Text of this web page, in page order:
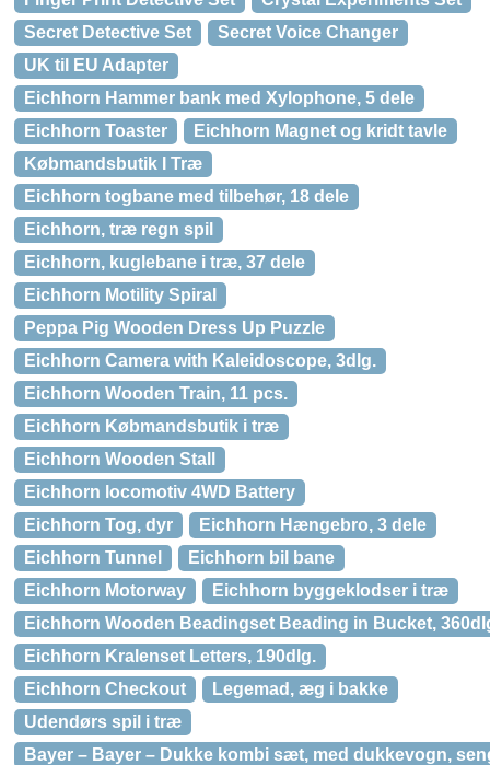
Secret Detective Set
Secret Voice Changer
UK til EU Adapter
Eichhorn Hammer bank med Xylophone, 5 dele
Eichhorn Toaster
Eichhorn Magnet og kridt tavle
Købmandsbutik I Træ
Eichhorn togbane med tilbehør, 18 dele
Eichhorn, træ regn spil
Eichhorn, kuglebane i træ, 37 dele
Eichhorn Motility Spiral
Peppa Pig Wooden Dress Up Puzzle
Eichhorn Camera with Kaleidoscope, 3dlg.
Eichhorn Wooden Train, 11 pcs.
Eichhorn Købmandsbutik i træ
Eichhorn Wooden Stall
Eichhorn locomotiv 4WD Battery
Eichhorn Tog, dyr
Eichhorn Hængebro, 3 dele
Eichhorn Tunnel
Eichhorn bil bane
Eichhorn Motorway
Eichhorn byggeklodser i træ
Eichhorn Wooden Beadingset Beading in Bucket,
Eichhorn Kralenset Letters, 190dlg.
Eichhorn Checkout
Legemad, æg i bakke
Udendørs spil i træ
Bayer – Bayer – Dukke kombi sæt, med dukkevogn,